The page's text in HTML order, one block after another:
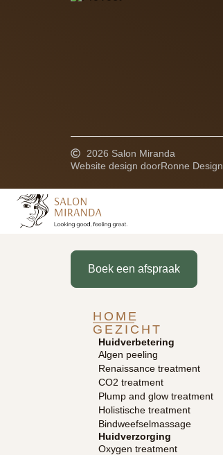
2026 Salon Miranda
Website design doorRonne Design
Boek een afspraak
HOME
GEZICHT
Huidverbetering
Algen peeling
Renaissance treatment
CO2 treatment
Plump and glow treatment
Holistische treatment
Bindweefselmassage
Huidverzorging
Oxygen treatment